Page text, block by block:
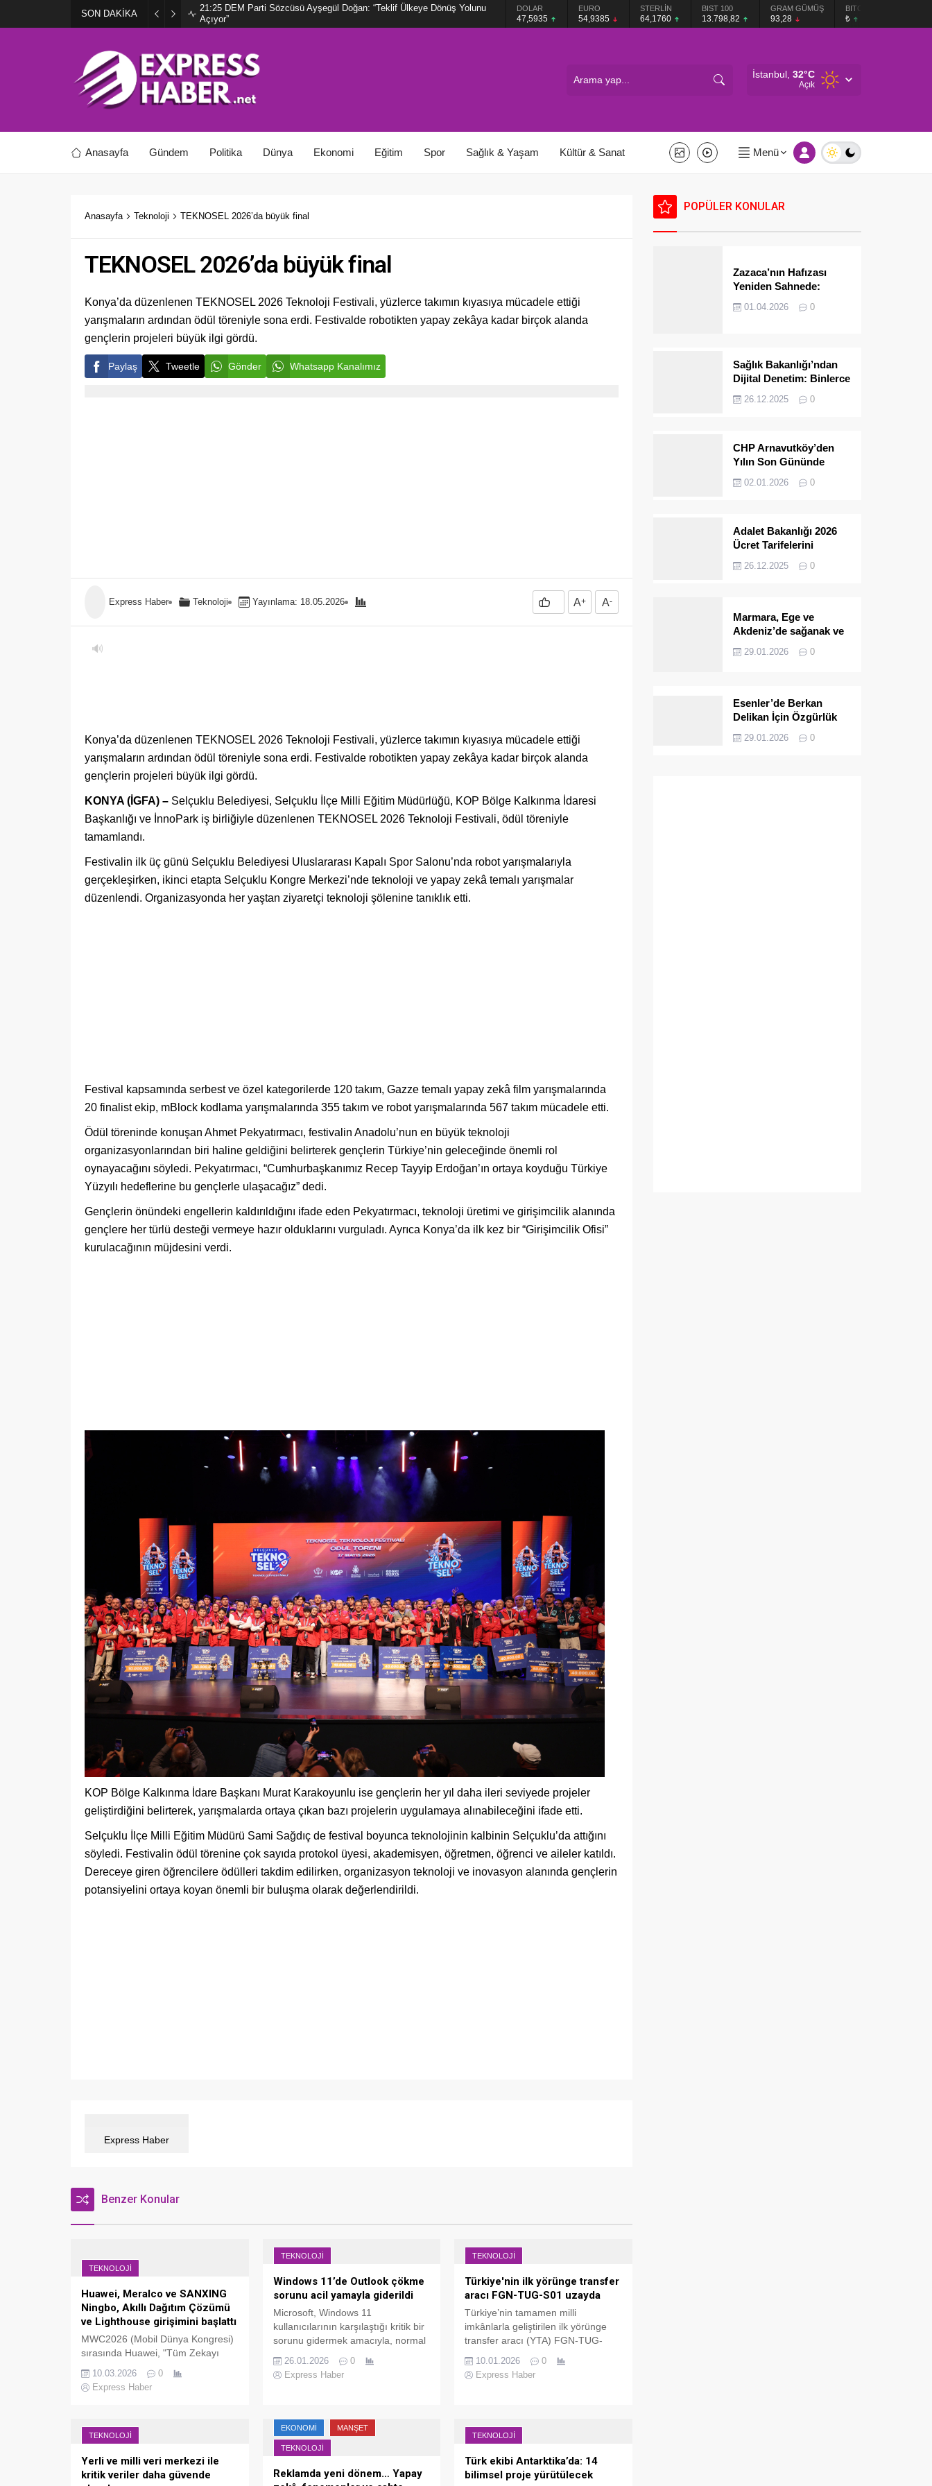
SON DAKİKA
21:25 DEM Parti Sözcüsü Ayşegül Doğan: “Teklif Ülkeye Dönüş Yolunu
Açıyor”
GRAM ALTIN DOLAR
47,5935
EURO
54,9385
STERLİN
64,1760
BIST 100
13.798,82
GRAM GÜMÜŞ
93,28
BITCOIN
₺
İstanbul, 32°C
Açık
Anasayfa Gündem Politika Dünya Ekonomi Eğitim Spor Sağlık & Yaşam Kültür & Sanat Menü
Anasayfa Teknoloji TEKNOSEL 2026’da büyük final
TEKNOSEL 2026’da büyük final
Konya’da düzenlenen TEKNOSEL 2026 Teknoloji Festivali, yüzlerce takımın kıyasıya mücadele ettiği
yarışmaların ardından ödül töreniyle sona erdi. Festivalde robotikten yapay zekâya kadar birçok alanda
gençlerin projeleri büyük ilgi gördü.
Paylaş Tweetle Gönder Whatsapp Kanalımız
Express Haber Teknoloji Yayınlama: 18.05.2026 A+ A-
🔊
Konya’da düzenlenen TEKNOSEL 2026 Teknoloji Festivali, yüzlerce takımın kıyasıya mücadele ettiği
yarışmaların ardından ödül töreniyle sona erdi. Festivalde robotikten yapay zekâya kadar birçok alanda
gençlerin projeleri büyük ilgi gördü.
KONYA (İGFA) – Selçuklu Belediyesi, Selçuklu İlçe Milli Eğitim Müdürlüğü, KOP Bölge Kalkınma İdaresi
Başkanlığı ve İnnoPark iş birliğiyle düzenlenen TEKNOSEL 2026 Teknoloji Festivali, ödül töreniyle
tamamlandı.
Festivalin ilk üç günü Selçuklu Belediyesi Uluslararası Kapalı Spor Salonu’nda robot yarışmalarıyla
gerçekleşirken, ikinci etapta Selçuklu Kongre Merkezi’nde teknoloji ve yapay zekâ temalı yarışmalar
düzenlendi. Organizasyonda her yaştan ziyaretçi teknoloji şölenine tanıklık etti.
Festival kapsamında serbest ve özel kategorilerde 120 takım, Gazze temalı yapay zekâ film yarışmalarında
20 finalist ekip, mBlock kodlama yarışmalarında 355 takım ve robot yarışmalarında 567 takım mücadele etti.
Ödül töreninde konuşan Ahmet Pekyatırmacı, festivalin Anadolu’nun en büyük teknoloji
organizasyonlarından biri haline geldiğini belirterek gençlerin Türkiye’nin geleceğinde önemli rol
oynayacağını söyledi. Pekyatırmacı, “Cumhurbaşkanımız Recep Tayyip Erdoğan’ın ortaya koyduğu Türkiye
Yüzyılı hedeflerine bu gençlerle ulaşacağız” dedi.
Gençlerin önündeki engellerin kaldırıldığını ifade eden Pekyatırmacı, teknoloji üretimi ve girişimcilik alanında
gençlere her türlü desteği vermeye hazır olduklarını vurguladı. Ayrıca Konya’da ilk kez bir “Girişimcilik Ofisi”
kurulacağının müjdesini verdi.
KOP Bölge Kalkınma İdare Başkanı Murat Karakoyunlu ise gençlerin her yıl daha ileri seviyede projeler
geliştirdiğini belirterek, yarışmalarda ortaya çıkan bazı projelerin uygulamaya alınabileceğini ifade etti.
Selçuklu İlçe Milli Eğitim Müdürü Sami Sağdıç de festival boyunca teknolojinin kalbinin Selçuklu’da attığını
söyledi. Festivalin ödül törenine çok sayıda protokol üyesi, akademisyen, öğretmen, öğrenci ve aileler katıldı.
Dereceye giren öğrencilere ödülleri takdim edilirken, organizasyon teknoloji ve inovasyon alanında gençlerin
potansiyelini ortaya koyan önemli bir buluşma olarak değerlendirildi.
Express Haber
Benzer Konular
TEKNOLOJI
Huawei, Meralco ve SANXING
Ningbo, Akıllı Dağıtım Çözümü
ve Lighthouse girişimini başlattı
MWC2026 (Mobil Dünya Kongresi)
sırasında Huawei, "Tüm Zekayı
Sistemini Güçlendirmek" temalı bir
foruma ev sahipliği yaptı.
10.03.2026
0
Express Haber
TEKNOLOJI
Windows 11’de Outlook çökme
sorunu acil yamayla giderildi
Microsoft, Windows 11
kullanıcılarının karşılaştığı kritik bir
sorunu gidermek amacıyla, normal
bir acil durum güncellemesi
yayınladı.
26.01.2026
0
Express Haber
TEKNOLOJI
Türkiye'nin ilk yörünge transfer
aracı FGN-TUG-S01 uzayda
Türkiye’nin tamamen milli
imkânlarla geliştirilen ilk yörünge
transfer aracı (YTA) FGN-TUG-
başladı. Fergani Uzay Teknolojileri
tarafından geliştirilen araç, 28
Falcon 9 roketiyle başarılı bir
10.01.2026
0
Express Haber
TEKNOLOJI
Yerli ve milli veri merkezi ile
kritik veriler daha güvende
EKONOMI MANŞET
TEKNOLOJI
Reklamda yeni dönem… Yapay
TEKNOLOJI
Türk ekibi Antarktika’da: 14
bilimsel proje yürütülecek
POPÜLER KONULAR
Zazaca’nın Hafızası
Yeniden Sahnede:
Yeni Albüm
01.04.2026 0
Sağlık Bakanlığı’ndan
Dijital Denetim: Binlerce
26.12.2025 0
CHP Arnavutköy’den
Yılın Son Gününde
02.01.2026 0
Adalet Bakanlığı 2026
Ücret Tarifelerini
26.12.2025 0
Marmara, Ege ve
Akdeniz’de sağanak ve
29.01.2026 0
Esenler’de Berkan
Delikan İçin Özgürlük
29.01.2026 0